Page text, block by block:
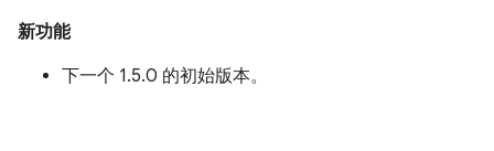
新功能
下一个 1.5.0 的初始版本。